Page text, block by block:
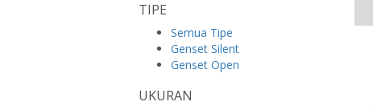
TIPE
Semua Tipe
Genset Silent
Genset Open
UKURAN